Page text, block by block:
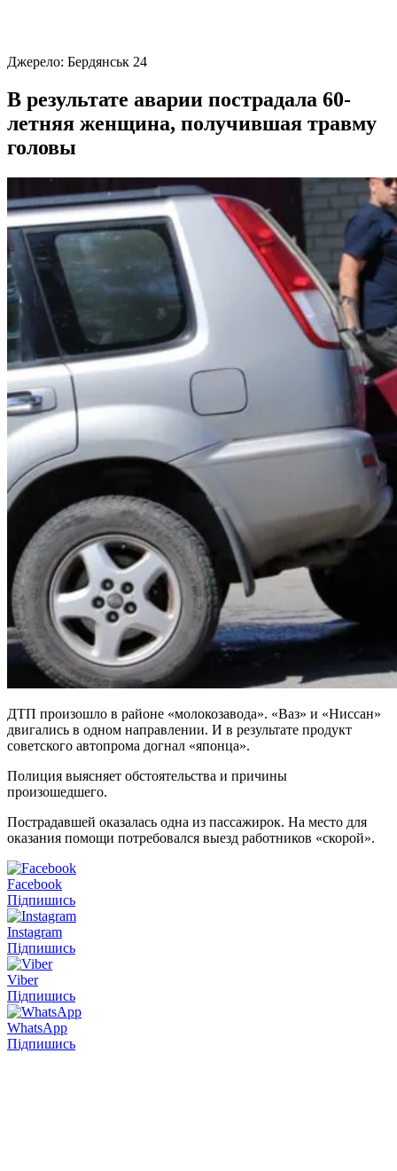
Джерело: Бердянськ 24
В результате аварии пострадала 60-
летняя женщина, получившая травму
головы
ДТП произошло в районе «молокозавода». «Ваз» и «Ниссан»
двигались в одном направлении. И в результате продукт
советского автопрома догнал «японца».
Полиция выясняет обстоятельства и причины
произошедшего.
Пострадавшей оказалась одна из пассажирок. На место для
оказания помощи потребовался выезд работников «скорой».
Facebook
Підпишись
Instagram
Підпишись
Viber
Підпишись
WhatsApp
Підпишись